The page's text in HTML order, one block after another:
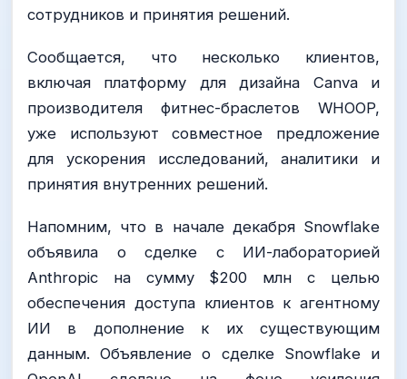
сотрудников и принятия решений.
Сообщается, что несколько клиентов,
включая платформу для дизайна Canva и
производителя фитнес-браслетов WHOOP,
уже используют совместное предложение
для ускорения исследований, аналитики и
принятия внутренних решений.
Напомним, что в начале декабря Snowflake
объявила о сделке с ИИ-лабораторией
Anthropic на сумму $200 млн с целью
обеспечения доступа клиентов к агентному
ИИ в дополнение к их существующим
данным. Объявление о сделке Snowflake и